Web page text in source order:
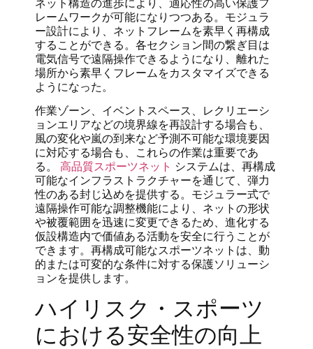
ネット構造の進歩により、適応性の高い保護フ
レームワークが可能になりつつある。モジュラ
ー設計により、ネットフレームを素早く再構成
することができる。各セクション間の繋ぎ目は
電気信号で遠隔操作できるようになり、離れた
場所から素早くフレームをカスタマイズできる
ようになった。
作業ゾーン、イベントスペース、レクリエーシ
ョンエリアなどの境界線を再設計する場合も、
風の変化や嵐の到来など予測不可能な環境要因
に対応する場合も、これらの作業は重要であ
る。 高品質スポーツネット システムは、再構成
可能なインフラストラクチャーを通じて、弾力
性のある封じ込めを提供する。モジュラー式で
遠隔操作可能な調整機能により、ネットの形状
や被覆範囲を迅速に変更できるため、進化する
仮設構造内で価値ある活動を安全に行うことが
できます。再構成可能なスポーツネットは、動
的または可変的な条件に対する保護ソリューシ
ョンを提供します。
ハイリスク・スポーツ
における安全性の向上